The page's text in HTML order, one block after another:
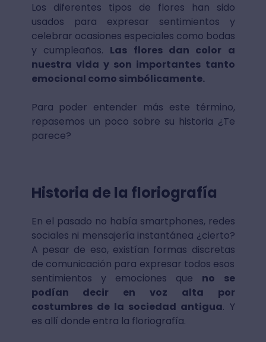
Los diferentes tipos de flores han sido
usados para expresar sentimientos y
celebrar ocasiones especiales como bodas
y cumpleaños. Las flores dan color a
nuestra vida y son importantes tanto
emocional como simbólicamente.
Para poder entender más este término,
repasemos un poco sobre su historia ¿Te
parece?
Historia de la floriografía
En el pasado no había smartphones, redes
sociales ni mensajería instantánea ¿cierto?
A pesar de eso, existían formas discretas
de comunicación para expresar todos esos
sentimientos y emociones que no se
podían decir en voz alta por
costumbres de la sociedad antigua. Y
es allí donde entra la floriografía.